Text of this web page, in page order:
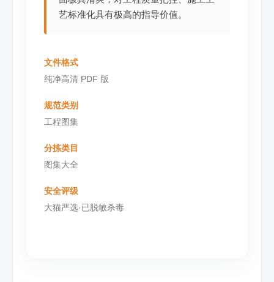
艺标准化具有极高的指导价值。
文件格式
纯净高清 PDF 版
规范类别
工程图集
分拣类目
图集大全
安全评级
大猫严选·已脱敏杀毒